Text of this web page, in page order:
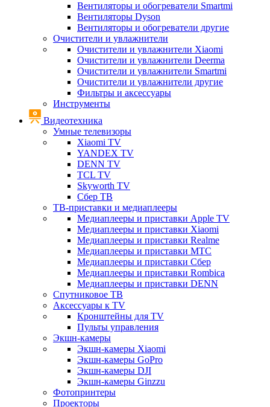
Вентиляторы и обогреватели Smartmi
Вентиляторы Dyson
Вентиляторы и обогреватели другие
Очистители и увлажнители
Очистители и увлажнители Xiaomi
Очистители и увлажнители Deerma
Очистители и увлажнители Smartmi
Очистители и увлажнители другие
Фильтры и аксессуары
Инструменты
Видеотехника
Умные телевизоры
Xiaomi TV
YANDEX TV
DENN TV
TCL TV
Skyworth TV
Сбер ТВ
ТВ-приставки и медиаплееры
Медиаплееры и приставки Apple TV
Медиаплееры и приставки Xiaomi
Медиаплееры и приставки Realme
Медиаплееры и приставки МТС
Медиаплееры и приставки Сбер
Медиаплееры и приставки Rombica
Медиаплееры и приставки DENN
Спутниковое ТВ
Аксессуары к TV
Кронштейны для TV
Пульты управления
Экшн-камеры
Экшн-камеры Xiaomi
Экшн-камеры GoPro
Экшн-камеры DJI
Экшн-камеры Ginzzu
Фотопринтеры
Проекторы